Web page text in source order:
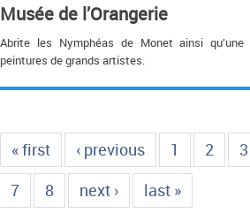
Musée de l’Orangerie
Abrite les Nymphéas de Monet ainsi
peintures de grands artistes.
« first ‹ previous 1 2 3
7
8 next › last »